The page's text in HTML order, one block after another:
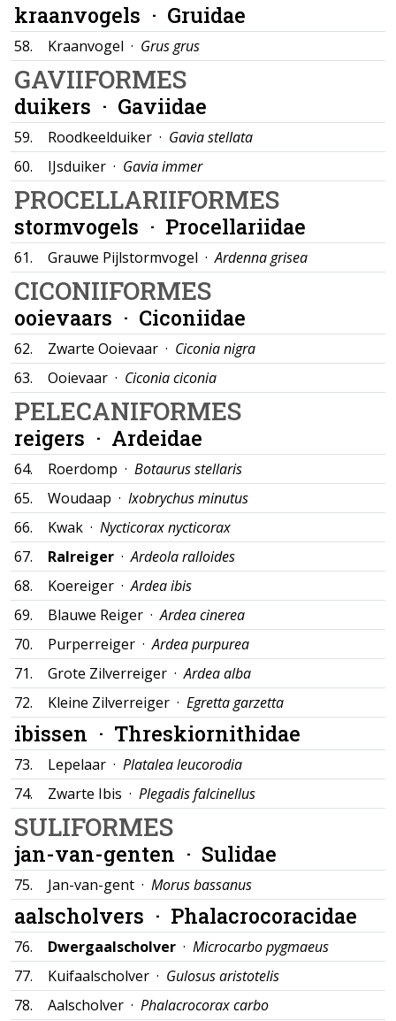
kraanvogels · Gruidae
58. Kraanvogel · Grus grus
GAVIIFORMES
duikers · Gaviidae
59. Roodkeelduiker · Gavia stellata
60.
IJsduiker · Gavia immer
PROCELLARIIFORMES
stormvogels · Procellariidae
61. Grauwe Pijlstormvogel ·Ardenna grisea
CICONIIFORMES
ooievaars · Ciconiidae
62. Zwarte Ooievaar · Ciconia nigra
63.
Ooievaar · Ciconia ciconia
PELECANIFORMES
reigers · Ardeidae
64. Roerdomp · Botaurus stellaris
65.
Woudaap · Ixobrychus minutus
66.
Kwak · Nycticorax nycticorax
67.
Ralreiger ·Ardeola ralloides
68.
Koereiger ·Ardea ibis
69.
Blauwe Reiger ·Ardea cinerea
70.
Purperreiger ·Ardea purpurea
71.
Grote Zilverreiger ·Ardea alba
72.
Kleine Zilverreiger · Egretta garzetta
ibissen · Threskiornithidae
73. Lepelaar · Platalea leucorodia
74.
Zwarte Ibis · Plegadis falcinellus
SULIFORMES
jan-van-genten · Sulidae
75. Jan-van-gent · Morus bassanus
aalscholvers · Phalacrocoracidae
76. Dwergaalscholver · Microcarbo pygmaeus
77.
Kuifaalscholver · Gulosus aristotelis
78.
Aalscholver · Phalacrocorax carbo